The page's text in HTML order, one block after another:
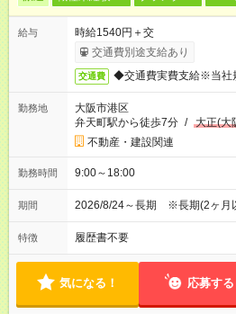
給与
時給1540円＋交
交通費別途支給あり
交通費 ◆交通費実費支給※当社
勤務地
大阪市港区
弁天町駅から徒歩7分 / 大正(大
不動産・建設関連
勤務時間 9:00～18:00
期間 2026/8/24～長期 ※長期(2ヶ月
特徴 履歴書不要
気になる！ 応募する